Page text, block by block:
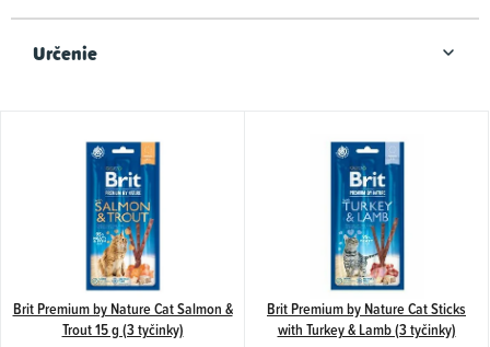
Určenie
r
Brit Premium by Nature Cat Salmon &
Trout 15 g (3 tyčinky)
Brit Premium by Nature Cat Sticks
with Turkey & Lamb (3 tyčinky)